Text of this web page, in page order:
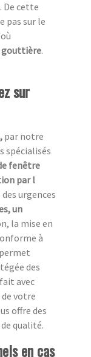
. De cette
pas sur le
.
sur
par notre
spécialisés
fenêtre
par l
urgences
un
la mise en
à
des
avec
votre
offre des
qualité.
en cas